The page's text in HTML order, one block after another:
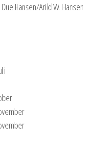
Hansen/Arild W. Hansen